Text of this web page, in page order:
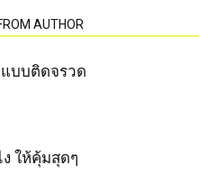
AUTHOR
บบติดจรวด
ให้คุ้มสุดๆ